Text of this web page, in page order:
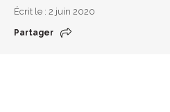
Écrit le : 2 juin 2020
Partager